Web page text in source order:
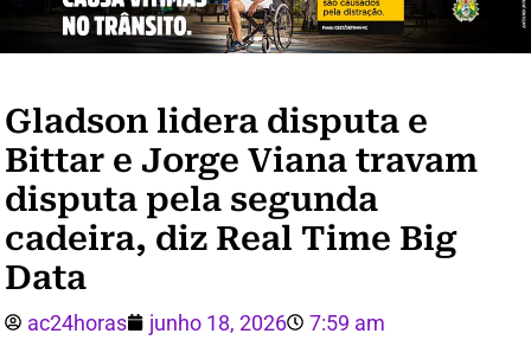
Gladson lidera disputa e
Bittar e Jorge Viana travam
disputa pela segunda
cadeira, diz Real Time Big
Data
ac24horas junho 18, 2026 7:59 am